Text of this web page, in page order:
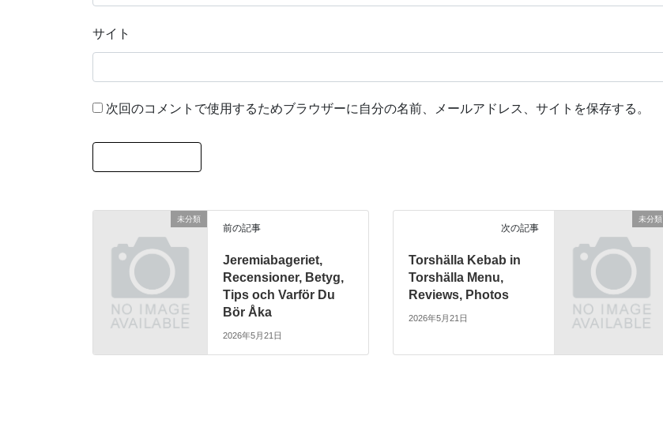
サイト
次回のコメントで使用するためブラウザーに自分の名前、メールアドレス、サイトを保存する。
未分類
前の記事
Jeremiabageriet,
Recensioner, Betyg,
Tips och Varför Du
Bör Åka
2026年5月21日
未分類
次の記事
Torshälla Kebab in
Torshälla Menu,
Reviews, Photos
2026年5月21日